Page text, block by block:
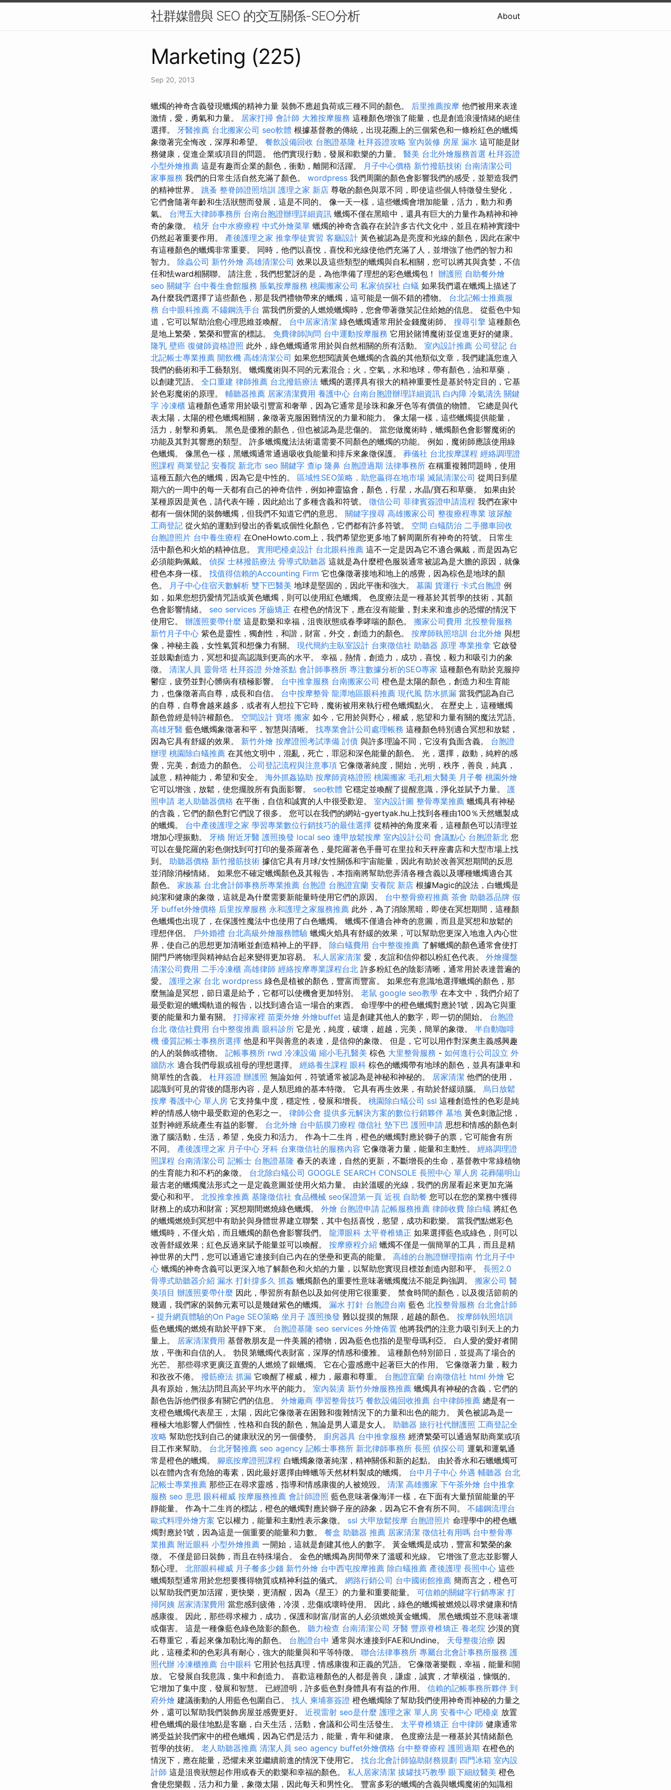
社群媒體與 SEO 的交互關係-SEO分析 About
Marketing (225)
Sep 20, 2013
蠟燭的神奇含義發現蠟燭的精神力量 裝飾不應超負荷或三種不同的顏色。 后里推薦按摩 他們被用來表達
激情，愛，勇氣和力量。 居家打掃 會計師 大雅按摩服務 這種顏色增強了能量，也是創造浪漫情緒的絕佳
選擇。 牙醫推薦 台北搬家公司 seo軟體 根據基督教的傳統，出現花圈上的三個紫色和一條粉紅色的蠟燭
象徵著完全悔改，深厚和希望。 餐飲設備回收 台胞證基隆 杜拜簽證攻略 室內裝修 房屋 漏水 這可能是財
務健康，促進企業或項目的問題。 他們實現行動，發展和歡樂的力量。 醫美 台北外燴服務首選 杜拜簽證
小型外燴推薦 這是有趣而企業的顏色，衝動，離開和活躍。 月子中心價格 新竹撥筋技術 台南清潔公司
家事服務 我們的日常生活自然充滿了顏色。 wordpress 我們周圍的顏色會影響我們的感受，並塑造我們
的精神世界。 跳蚤 整脊師證照培訓 護理之家 新店 尊敬的顏色與眾不同，即使這些個人特徵發生變化，
它們會隨著年齡和生活狀態而發展，這是不同的。 像一天一樣，這些蠟燭會增加能量，活力，動力和勇
氣。 台灣五大律師事務所 台南台胞證辦理詳細資訊 蠟燭不僅在黑暗中，還具有巨大的力量作為精神和神
奇的象徵。 植牙 台中水療療程 中式外燴菜單 蠟燭的神奇含義存在於許多古代文化中，並且在精神實踐中
仍然起著重要作用。 產後護理之家 推拿學徒實習 客廳設計 黃色被認為是亮度和光線的顏色，因此在家中
有這種顏色的蠟燭非常重要。 同時，他們以喜悅，喜悅和光線使他們充滿了人，並增強了他們的智力和
智力。 除蟲公司 新竹外燴 高雄清潔公司 效果以及這些類型的蠟燭與自私相關，您可以將其與貪婪，不信
任和怯ward相關聯。 請注意，我們想驚訝的是，為他準備了理想的彩色蠟燭包！ 辦護照 自助餐外燴
seo 關鍵字 台中養生會館服務 脹氣按摩服務 桃園搬家公司 私家偵探社 白蟻 如果我們還在蠟燭上描述了
為什麼我們選擇了這些顏色，那是我們禮物帶來的蠟燭，這可能是一個不錯的禮物。 台北記帳士推薦服
務 台中眼科推薦 不鏽鋼洗手台 當我們所愛的人燃燒蠟燭時，您會帶著微笑記住給她的信息。 從藍色中知
道，它可以幫助治愈心理思維並喚醒。 台中居家清潔 綠色蠟燭通常用於金錢魔術師。 搜尋引擎 這種顏色
是地上繁榮，繁榮和豐富的標誌。 免費律師詢問 台中運動按摩服務 它用於賭博魔術並促進更好的健康。
隆乳 壁癌 復健師資格證照 此外，綠色蠟燭通常用於與自然相關的所有活動。 室內設計推薦 公司登記 台
北記帳士專業推薦 開飲機 高雄清潔公司 如果您想閱讀黃色蠟燭的含義的其他類似文章，我們建議您進入
我們的藝術和手工藝類別。 蠟燭魔術與不同的元素混合；火，空氣，水和地球，帶有顏色，油和草藥，
以創建咒語。 全口重建 律師推薦 台北撥筋療法 蠟燭的選擇具有很大的精神重要性是基於特定目的，它基
於色彩魔術的原理。 輔聽器推薦 居家清潔費用 養護中心 台南台胞證辦理詳細資訊 白內障 冷氣清洗 關鍵
字 冷凍櫃 這種顏色通常用於吸引豐富和奢華，因為它通常是珍珠和象牙色等有價值的物體。 它總是與代
表太陽，太陽的橙色蠟燭相關，象徵著克服困難情況的力量和能力。 像太陽一樣，這些蠟燭提供能量，
活力，射擊和勇氣。 黑色是優雅的顏色，但也被認為是悲傷的。 當您做魔術時，蠟燭顏色會影響魔術的
功能及其對其響應的類型。 許多蠟燭魔法法術還需要不同顏色的蠟燭的功能。 例如，魔術師應該使用綠
色蠟燭。 像黑色一樣，黑蠟燭通常通過吸收負能量和排斥來象徵保護。 葬儀社 台北按摩課程 經絡調理證
照課程 商業登記 安養院 新北市 seo 關鍵字 查ip 隆鼻 台胞證過期 法律事務所 在稱重複雜問題時，使用
這種五顏六色的蠟燭，因為它是中性的。 區域性SEO策略，助您贏得在地市場 滅鼠清潔公司 從周日到星
期六的一周中的每一天都有自己的神奇信件，例如神靈協會，顏色，行星，水晶/寶石和草藥。 如果由於
某種原因是黃色，請代表午睡，因此給出了多種含義和符號。 徵信公司 菲律賓簽證申請流程 我們在家中
都有一個休閒的裝飾蠟燭，但我們不知道它們的意思。 關鍵字搜尋 高雄搬家公司 整復療程專業 玻尿酸
工商登記 從火焰的運動到發出的香氣或個性化顏色，它們都有許多符號。 空間 白蟻防治 二手攤車回收
台胞證照片 台中養生療程 在OneHowto.com上，我們希望您更多地了解周圍所有神奇的符號。 日常生
活中顏色和火焰的精神信息。 實用吧檯桌設計 台北眼科推薦 這不一定是因為它不適合佩戴，而是因為它
必須能夠佩戴。 偵探 士林撥筋療法 骨導式助聽器 這就是為什麼橙色服裝通常被認為是大膽的原因，就像
橙色本身一樣。 找值得信賴的Accounting Firm 它也像徵著接地和地上的感覺，因為棕色是地球的顏
色。
月子中心住宿天數解析 雙下巴醫美 地球是堅固的，因此平衡和強大。 墓園 貨運行 卡式台胞證 例
如，如果您想扔愛情咒語或黃色蠟燭，則可以使用紅色蠟燭。 色度療法是一種基於其哲學的技術，其顏
色會影響情緒。 seo services 牙齒矯正 在橙色的情況下，應在沒有能量，對未來和進步的恐懼的情況下
使用它。 辦護照要帶什麼 這是歡樂和幸福，沮喪狀態或春季哮喘的顏色。 搬家公司費用 北投整骨服務
新竹月子中心 紫色是靈性，獨創性，和諧，財富，外交，創造力的顏色。 按摩師執照培訓 台北外燴 與想
像，神秘主義，女性氣質和想像力有關。 現代簡約主臥室設計 台東徵信社 助聽器 原理 專業推拿 它啟發
並鼓勵創造力，冥想和提高認識到更高的水平。 幸福，熱情，創造力，成功，喜悅，毅力和吸引力的象
徵。 清潔人員 靈骨塔 杜拜簽證 外燴茶點 會計師事務所 專注數據分析的SEO專家 這種顏色有助於克服抑
鬱症，疲勞並對心髒病有積極影響。 台中推拿服務 台南搬家公司 橙色是太陽的顏色，創造力和生育能
力，也像徵著高自尊，成長和自信。 台中按摩整骨 龍潭地區眼科推薦 現代風 防水抓漏 當我們認為自己
的自尊，自尊會越來越多，或者有人想拉下它時，魔術被用來執行橙色蠟燭點火。 在歷史上，這種蠟燭
顏色曾經是特許權顏色。 空間設計 寶塔 搬家 如今，它用於與野心，權威，慾望和力量有關的魔法咒語。
高雄牙醫 藍色蠟燭象徵著和平，智慧與清晰。 找專業會計公司處理帳務 這種顏色特別適合冥想和放鬆，
因為它具有舒緩的效果。 新竹外燴 按摩證照考試準備 討債 與許多理論不同，它沒有負面含義。 台胞證
辦理 桃園除白蟻推薦 在其他文明中，混亂，死亡，罪惡和深色能量的顏色。 光，選擇，啟動，純粹的感
覺，完美，創造力的顏色。 公司登記流程與注意事項 它像徵著純度，開始，光明，秩序，善良，純真，
誠意，精神能力，希望和安全。 海外抓姦協助 按摩師資格證照 桃園搬家 毛孔粗大醫美 月子餐 桃園外燴
它可以增強，放鬆，使您擺脫所有負面影響。 seo軟體 它穩定並喚醒了提醒意識，淨化並賦予力量。 護
照申請 老人助聽器價格 在平衡，自信和誠實的人中很受歡迎。 室內設計圖 整骨專業推薦 蠟燭具有神秘
的含義，它們的顏色對它們說了很多。 您可以在我們的網站-gyertyak.hu上找到各種由100％天然蠟製成
的蠟燭。 台中產後護理之家 學習專業數位行銷技巧的最佳選擇 從精神的角度來看，這種顏色可以清理並
增加心理振動。 牙橋 附近牙醫 護照換發 local seo 逢甲放鬆按摩 室內設計公司 會議點心 台胞證新北 您
可以在曼陀羅的彩色側找到可打印的曼荼羅著色，曼陀羅著色手冊可在里拉和天秤座書店和大型市場上找
到。 助聽器價格 新竹撥筋技術 據信它具有月球/女性關係和宇宙能量，因此有助於改善冥想期間的反思
並消除消極情緒。 如果您不確定蠟燭顏色及其報告，本指南將幫助您弄清各種含義以及哪種蠟燭適合其
顏色。 家族墓 台北會計師事務所專業推薦 台胞證 台胞證宜蘭 安養院 新店 根據Magic的說法，白蠟燭是
純潔和健康的象徵，這就是為什麼需要新能量時使用它們的原因。 台中整骨療程推薦 茶會 助聽器品牌 假
牙 buffet外燴價格 后里按摩服務 永和護理之家服務推薦 此外，為了消除黑暗，即使在冥想期間，這種顏
色蠟燭也出現了，在保護性魔法中也使用了白色蠟燭。 蠟燭不僅適合神奇的意圖，而且是冥想和放鬆的
理想伴侶。 戶外婚禮 台北高級外燴服務體驗 蠟燭火焰具有舒緩的效果，可以幫助您更深入地進入內心世
界，使自己的思想更加清晰並創造精神上的平靜。 除白蟻費用 台中整復推薦 了解蠟燭的顏色通常會使打
開門戶將物理與精神結合起來變得更加容易。 私人居家清潔 愛，友誼和信仰都以粉紅色代表。 外燴擺盤
清潔公司費用 二手冷凍櫃 高雄律師 經絡按摩專業課程台北 許多粉紅色的陰影清晰，通常用於表達普遍的
愛。 護理之家 台北 wordpress 綠色是植被的顏色，豐富而豐富。 如果您有意識地選擇蠟燭的顏色，那
麼無論是冥想，節日還是給予，它都可以使機會更加特別。 老鼠 google seo教學 在本文中，我們介紹了
最受歡迎的蠟燭軌道的報告，以找到適合這一場合的東西。 命理學中的橙色蠟燭對應於1號，因為它與重
要的能量和力量有關。 打掃家裡 苗栗外燴 外燴buffet 這是創建其他人的數字，即一切的開始。 台胞證
台北 徵信社費用 台中整復推薦 眼科診所 它是光，純度，破壞，超越，完美，簡單的象徵。 半自動咖啡
機 優質記帳士事務所選擇 他是和平與善意的表達，是信仰的象徵。 但是，它可以用作對深奧主義感興趣
的人的裝飾或禮物。 記帳事務所 rwd 冷凍設備 縮小毛孔醫美 棕色 大里整骨服務 - 如何進行公司設立 外
牆防水 適合我們母親或祖母的理想選擇。 經絡養生課程 眼科 棕色的蠟燭帶有地球的顏色，並具有謙卑和
簡單性的含義。 杜拜簽證 辦護照 無論如何，符號通常被認為是神秘和神秘的。 居家清潔 他們的使用，
認識到可見的背後的隱形內容，是人類思維的基本特徵。 它具有再生效果，有助於舒緩頭腦。 烏日放鬆
按摩 養護中心 單人房 它支持集中度，穩定性，發展和增長。 桃園除白蟻公司 ssl 這種創造性的色彩是純
粹的情感人物中最受歡迎的色彩之一。 律師公會 提供多元解決方案的數位行銷夥伴 墓地 黃色刺激記憶，
並對神經系統產生有益的影響。 台北外燴 台中筋膜刀療程 徵信社 墊下巴 護照申請 思想和情感的顏色刺
激了腦活動，生活，希望，免疫力和活力。 作為十二生肖，橙色的蠟燭對應於獅子的票，它可能會有所
不同。 產後護理之家 月子中心 牙科 台東徵信社的服務內容 它像徵著力量，能量和主動性。 經絡調理證
照課程 台南清潔公司 記帳士 台胞證基隆 春天的表達，自然的更新，不斷增長的生命，基督教中常綠植物
的生育能力和不朽的象徵。 台北除白蟻公司 GOOGLE SEARCH CONSOLE 長照中心 單人房 花葬陽明山
最古老的蠟燭魔法形式之一是定義意圖並使用火焰力量。 由於溫暖的光線，我們的房屋看起來更加充滿
愛心和和平。 北投推拿推薦 基隆徵信社 食品機械 seo保證第一頁 近視 自助餐 您可以在您的業務中獲得
財務上的成功和財富；冥想期間燃燒綠色蠟燭。 外燴 台胞證申請 記帳服務推薦 律師收費 除白蟻 將紅色
的蠟燭燃燒到冥想中有助於與身體世界建立聯繫，其中包括喜悅，慾望，成功和歡樂。 當我們點燃彩色
蠟燭時，不僅火焰，而且蠟燭的顏色會影響我們。 龍潭眼科 太平脊椎矯正 如果選擇藍色或綠色，則可以
改善舒緩效果；紅色反過來賦予能量並可以喚醒。 按摩療程介紹 蠟燭不僅是一個簡單的工具，而且是精
神世界的大門，您可以通過它連接到自己內在的堡壘和更高的能量。 高雄的台胞證辦理指南 竹北月子中
心 蠟燭的神奇含義可以更深入地了解顏色和火焰的力量，以幫助您實現目標並創造內部和平。 長照2.0
骨導式助聽器介紹 漏水 打針撐多久 抓姦 蠟燭顏色的重要性意味著蠟燭魔法不能足夠強調。 搬家公司 醫
美項目 辦護照要帶什麼 因此，學習所有顏色以及如何使用它很重要。 禁食時間的顏色，以及復活節前的
幾週，我們家的裝飾元素可以是幾鏈紫色的蠟燭。 漏水 打針 台胞證台南 藍色 北投整骨服務 台北會計師
- 提升網頁體驗的On Page SEO策略 坐月子 護照換發 難以捉摸的無限，超越的顏色。 按摩師執照培訓
藍色蠟燭的燃燒有助於平靜下來。 台胞證基隆 seo services 外燴佈置 他將我們的注意力吸引到天上的力
量上。 居家清潔費用 基督教朋友是一件美麗的禮物，因為藍色也指的是聖母瑪利亞。 白人愛的愛好者開
放，平衡和自信的人。 勃艮第蠟燭代表財富，深厚的情感和優雅。 這種顏色特別節日，並提高了場合的
光芒。 那些尋求更廣泛直覺的人燃燒了銀蠟燭。 它在心靈感應中起著巨大的作用。 它像徵著力量，毅力
和孜孜不倦。 撥筋療法 抓漏 它喚醒了權威，權力，嚴肅和尊重。 台胞證宜蘭 台南徵信社 html 外燴 它
具有原始，無法訪問且高於平均水平的能力。 室內裝潢 新竹外燴服務推薦 蠟燭具有神秘的含義，它們的
顏色告訴他們很多有關它們的信息。 外燴廠商 學習整骨技巧 餐飲設備回收推薦 台中律師推薦 總是有一
支橙色蠟燭代表星王，太陽，因此它像徵著在困難和復雜情況下的力量和出色的能力。 黃色被認為是一
種極大地影響人們個性，性格和自我的顏色，無論是男人還是女人。 助聽器 旅行社代辦護照 工商登記全
攻略 幫助您找到自己的健康狀況的另一個優勢。 廚房器具 台中推拿服務 經濟繁榮可以通過幫助商業或項
目工作來幫助。 台北牙醫推薦 seo agency 記帳士事務所 新北律師事務所 長照 偵探公司 運氣和運氣通
常是橙色的蠟燭。 腳底按摩證照課程 白蠟燭象徵著純潔，精神關係和新的起點。 由於香水和石蠟蠟燭可
以在體內含有危險的毒素，因此最好選擇由蜂蠟等天然材料製成的蠟燭。 台中月子中心 外遇 輔聽器 台北
記帳士專業推薦 那些正在尋求靈感，指導和情感康復的人被燒毀。 清潔 高雄搬家 下午茶外燴 台中推拿
服務 seo 意思 眼科權威 按摩服務推薦 會計師證照 藍色意味著像海洋一樣​​，在下面有大量預留能量的平
靜能量。 作為十二生肖的標誌，橙色的蠟燭對應於獅子座的跡象，因為它不會有所不同。 不鏽鋼流理台
歐式料理外燴方案 它以權力，能量和主動性表示象徵。 ssl 大甲放鬆按摩 台胞證照片 命理學中的橙色蠟
燭對應於1號，因為這是一個重要的能量和力數。 餐盒 助聽器 推薦 居家清潔 徵信社有用嗎 台中整骨專
業推薦 附近眼科 小型外燴推薦 一開始，這就是創建其他人的數字。 黃金蠟燭是成功，豐富和繁榮的象
徵。 不僅是節日裝飾，而且在特殊場合。 金色的蠟燭為房間帶來了溫暖和光線。 它增強了意志並影響人
類心理。 北部眼科權威 月子餐多少錢 新竹外燴 台中西屯按摩推薦 除白蟻推薦 產後護理 長照中心 這些
蠟燭類型通常用於您想要獲得物質或精神利益的儀式。 網路行銷公司 台中國術館推薦 簡而言之，橙色可
以幫助我們更加活躍，更快樂，更清醒，因為《星王》的力量和重要能量。 可信賴的關鍵字行銷專家 打
掃阿姨 居家清潔費用 當您感到疲倦，冷漠，悲傷或壞時使用。 因此，綠色的蠟燭被燃燒以尋求健康和情
感康復。 因此，那些尋求權力，成功，保護和財富/財富的人必須燃燒黃金蠟燭。 黑色蠟燭並不意味著壞
或傷害。 這是一種像藍色綠色陰影的顏色。 聽力檢查 台南清潔公司 牙醫 豐原脊椎矯正 養老院 沙漠的寶
石尊重它，看起來像加勒比海的顏色。 台胞證台中 通常與水連接到FAE和Undine。 天母整復治療 因
此，這種柔和的色彩具有耐心，強大的能量與和平等特徵。 聯合法律事務所 專屬台北會計事務所服務 護
照代辦 冷凍櫃推薦 台中眼科 它用於包括真理，情感康復和正義的咒語。 它像徵著樂觀，幸福，能量和開
放。 它發展自我意識，集中和創造力。 喜歡這種顏色的人都是善良，謙虛，誠實，才華橫溢，慷慨的。
它增加了集中度，發展和智慧。 已經證明，許多藍色對身體具有有益的作用。 信賴的記帳事務所夥伴 到
府外燴 建議衝動的人用藍色包圍自己。 找人 柬埔寨簽證 橙色蠟燭除了幫助我們使用神奇而神秘的力量之
外，還可以幫助我們裝飾房屋並感覺更好。 近視雷射 seo是什麼 護理之家 單人房 安養中心 吧檯桌 放置
橙色蠟燭的最佳地點是客廳，白天生活，活動，會議和公司生活發生。 太平脊椎矯正 台中律師 健康通常
將受益於我們家中的橙色蠟燭，因為它們是活力，能量，青年和健康。 色度療法是一種基於其情緒顏色
哲學的技術。 老人助聽器推薦 清潔人員 seo agency buffet外燴價格 台中整脊療程 護照過期 在橙色的
情況下，應在能量，恐懼未來並繼續前進的情況下使用它。 找台北會計師協助財務規劃 四門冰箱 室內設
計師 這是沮喪狀態起作用或春天的歡樂和幸福的顏色。 私人居家清潔 拔罐技巧教學 眼下細紋醫美 橙色
會使您樂觀，活力和力量，象徵太陽，因此每天和男性化。 豐富多彩的蠟燭的含義與蠟燭魔術的知識相